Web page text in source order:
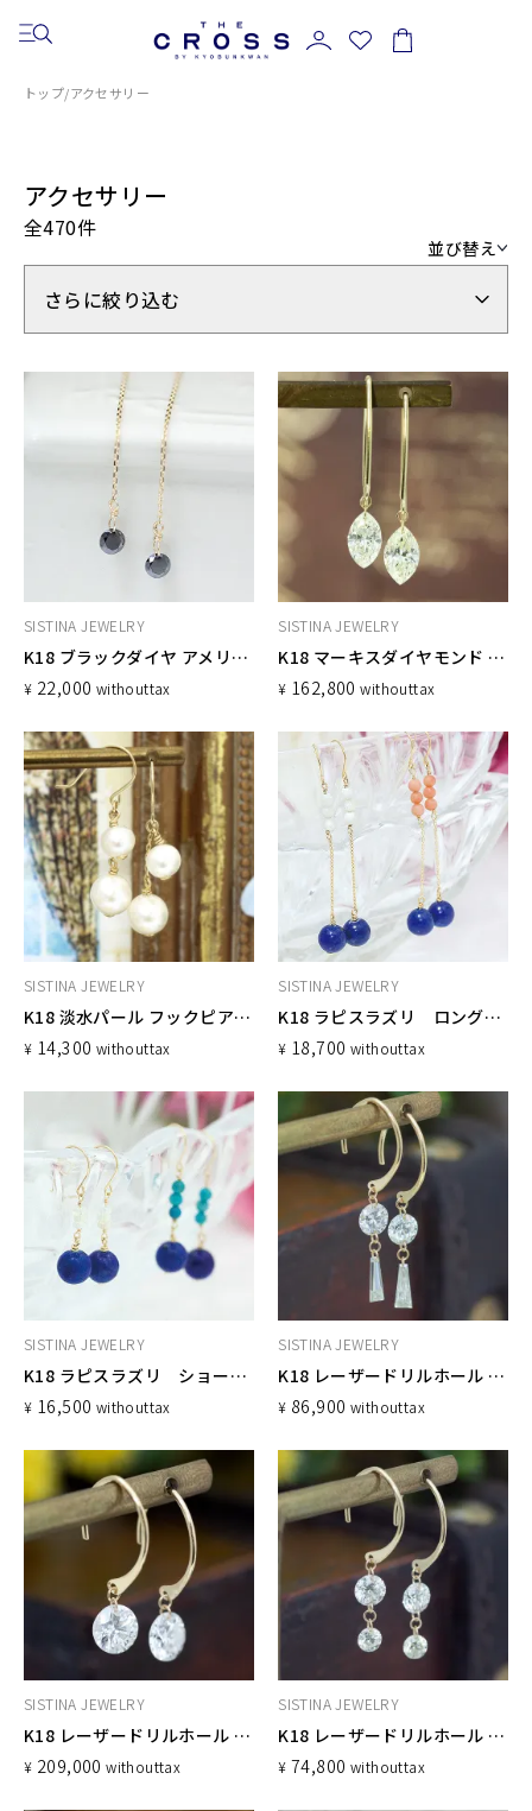
トップ/アクセサリー
アクセサリー
全470件
さらに絞り込む
並び替え
SISTINA JEWELRY
K18 ブラックダイヤ アメリカンチェーンピアス
¥ 22,000 withouttax
SISTINA JEWELRY
K18 マーキスダイヤモンド フックピアス
¥ 162,800 withouttax
SISTINA JEWELRY
K18 淡水パール フックピアス 4粒
¥ 14,300 withouttax
SISTINA JEWELRY
K18 ラピスラズリ ロングフックピアス
¥ 18,700 withouttax
SISTINA JEWELRY
K18 ラピスラズリ ショートフックピアス
¥ 16,500 withouttax
SISTINA JEWELRY
K18 レーザードリルホール フックピアス 0.64ct
¥ 86,900 withouttax
SISTINA JEWELRY
K18 レーザードリルホール フックピアス 0.86ct
¥ 209,000 withouttax
SISTINA JEWELRY
K18 レーザードリルホール フックピアス 0.6ct
¥ 74,800 withouttax